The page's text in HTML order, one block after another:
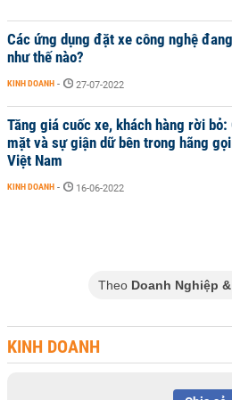
Các ứng dụng đặt xe công nghệ
như thế nào?
KINH DOANH - 27-07-2022
Tăng giá cuốc xe, khách hàng rời
mặt và sự giận dữ bên trong hãng
Việt Nam
KINH DOANH - 16-06-2022
Theo Doanh Nghiệp
KINH DOANH